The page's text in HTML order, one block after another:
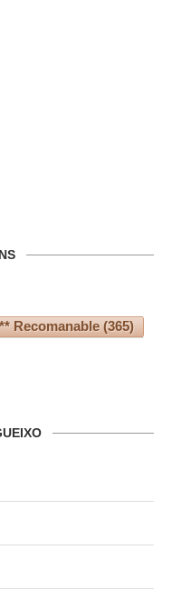
** Recomanable(365)